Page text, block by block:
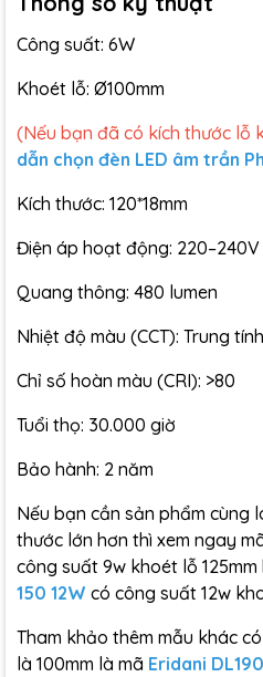
Công suất: 6W
Khoét lỗ: Ø100mm
(Nếu bạn đã có kích thước lỗ
dẫn chọn đèn LED âm trần
Kích thước: 120*18mm
Điện áp hoạt động: 220–240V
Quang thông: 480 lumen
Nhiệt độ màu (CCT): Trung
Chỉ số hoàn màu (CRI): >80
Tuổi thọ: 30.000 giờ
Bảo hành: 2 năm
Nếu bạn cần sản phẩm cùng
thước lớn hơn thì xem ngay
công suất 9w khoét lỗ 125mm
150 12W có công suất 12w
Tham khảo thêm mẫu khác
là 100mm là mã Eridani